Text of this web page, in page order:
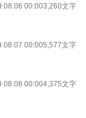
00:003,260文字
00:005,577文字
00:004,375文字